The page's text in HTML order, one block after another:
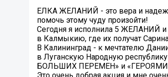
ЕЛКА ЖЕЛАНИЙ - это вера и
помочь этому чуду произойти!
Сегодня я исполнила 5 ЖЕЛАНИЙ и
в Калмыкию, где их получат
В Калининград - к мечтателю
в Луганскую Народную
БОЛЬШИХ ПЕРЕМЕН» и